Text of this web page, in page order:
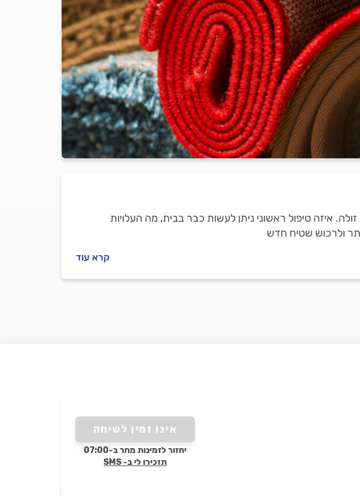
איזה טיפול ראשוני ניתן לעשות כבר בבית, מה העלויות
ולרכוש שטיח חדש
קרא עוד
אינו זמין לשיחה
יחזור לזמינות מחר ב-07:00
תזכירו לי ב- SMS